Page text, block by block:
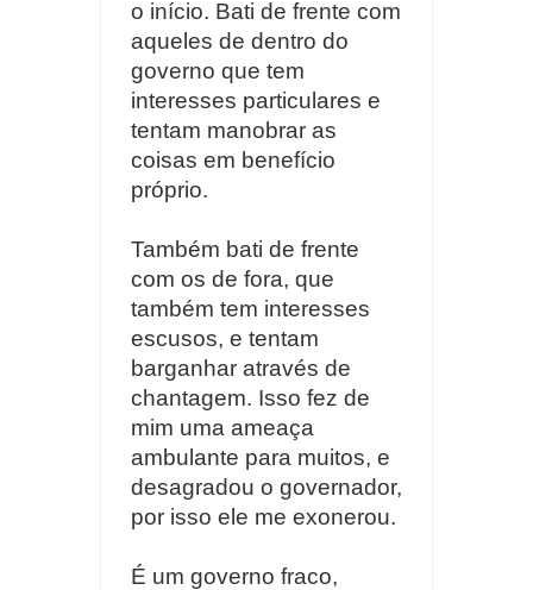
o início. Bati de frente com
aqueles de dentro do
governo que tem
interesses particulares e
tentam manobrar as
coisas em benefício
próprio.
Também bati de frente
com os de fora, que
também tem interesses
escusos, e tentam
barganhar através de
chantagem. Isso fez de
mim uma ameaça
ambulante para muitos, e
desagradou o governador,
por isso ele me exonerou.
É um governo fraco,